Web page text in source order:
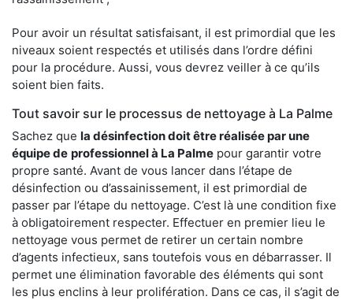
Pour avoir un résultat satisfaisant, il est primordial que les
niveaux soient respectés et utilisés dans l’ordre défini
pour la procédure. Aussi, vous devrez veiller à ce qu’ils
soient bien faits.
Tout savoir sur le processus de nettoyage à La Palme
Sachez que la désinfection doit être réalisée par une
équipe de professionnel à La Palme pour garantir votre
propre santé. Avant de vous lancer dans l’étape de
désinfection ou d’assainissement, il est primordial de
passer par l’étape du nettoyage. C’est là une condition fixe
à obligatoirement respecter. Effectuer en premier lieu le
nettoyage vous permet de retirer un certain nombre
d’agents infectieux, sans toutefois vous en débarrasser. Il
permet une élimination favorable des éléments qui sont
les plus enclins à leur prolifération. Dans ce cas, il s’agit de